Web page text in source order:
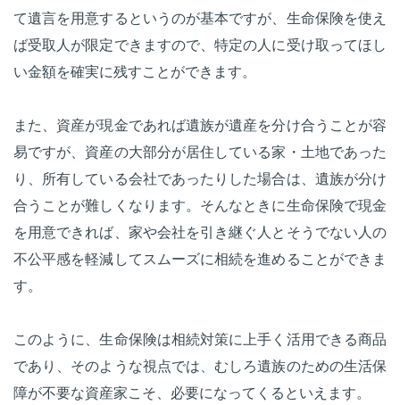
て遺言を用意するというのが基本ですが、生命保険を使え
ば受取人が限定できますので、特定の人に受け取ってほし
い金額を確実に残すことができます。
また、資産が現金であれば遺族が遺産を分け合うことが容
易ですが、資産の大部分が居住している家・土地であった
り、所有している会社であったりした場合は、遺族が分け
合うことが難しくなります。そんなときに生命保険で現金
を用意できれば、家や会社を引き継ぐ人とそうでない人の
不公平感を軽減してスムーズに相続を進めることができま
す。
このように、生命保険は相続対策に上手く活用できる商品
であり、そのような視点では、むしろ遺族のための生活保
障が不要な資産家こそ、必要になってくるといえます。